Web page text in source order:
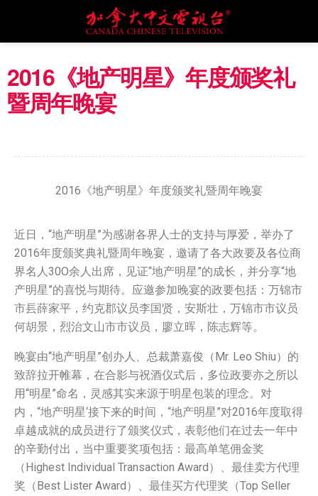
2016《地产明星》年度颁奖礼
暨周年晚宴
2016《地产明星》年度颁奖礼暨周年晚宴
近日，“地产明星”为感谢各界人士的支持与厚爱，举办了
2016年度颁奖典礼暨周年晚宴，邀请了各大政要及各位商
界名人30O余人出席，见证“地产明星”的成长，并分享“地
产明星”的喜悦与期待。应邀参加晚宴的政要包括：万锦市
市镸薛家平，约克郡议员李国贤，安斯壮，万锦市市议员
何胡景，烈治文山市市议员，廖立晖，陈志辉等。
晚宴由“地产明星”创办人、总裁萧嘉俊（Mr. Leo Shiu）的
致辞拉开帷幕，在合影与祝酒仪式后，多位政要亦之所以
用“明星”命名，灵感其实来源于明星包装的理念。对
内，“地产明星‘接下来的时间，“地产明星”对2016年度取得
卓越成就的成员进行了颁奖仪式，表彰他们在过去一年中
的辛勤付出，当中重要奖项包括：最高单笔佣金奖
（Highest Individual Transaction Award）、最佳卖方代理
奖（Best Lister Award）、最佳买方代理奖（Top Seller